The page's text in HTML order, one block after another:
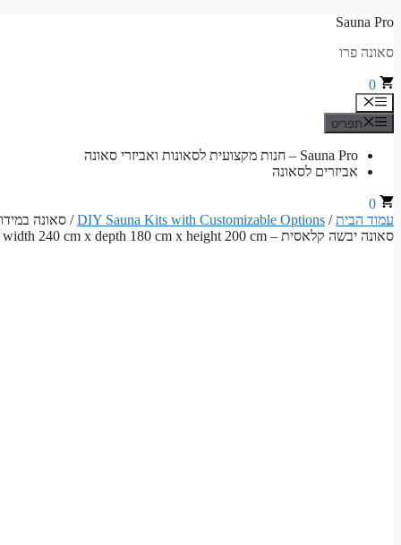
לדלג
Sauna Pro
סאונה פרו
0
תפריט
תפריט
Sauna Pro – חנות מקצועית לסאונות ואביזרי סאונה
אביזרים לסאונה
0
עמוד הבית/
DIY Sauna Kits with Customizable Options
סאונה יבשה קלאסית – Sauna width 240 cm x depth 180 cm x height 200 cm